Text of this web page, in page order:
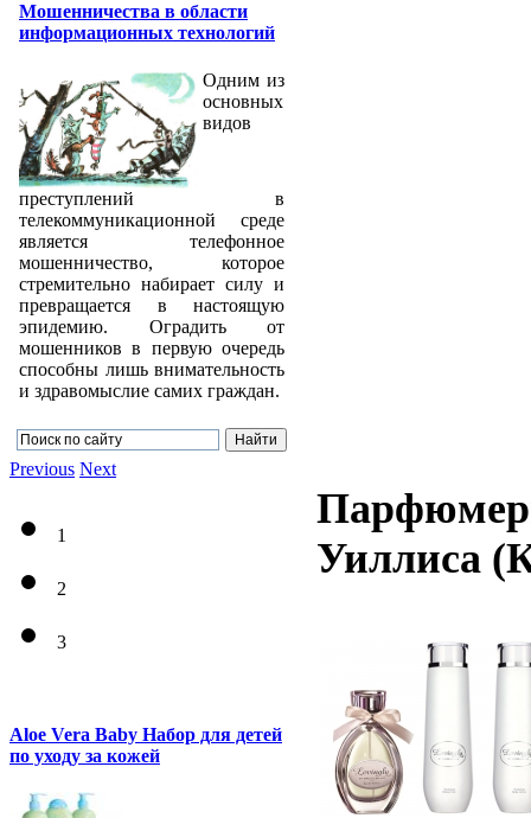
Мошенничества в области
информационных технологий
Одним из
основных
видов
преступлений в
телекоммуникационной среде
является телефонное
мошенничество, которое
стремительно набирает силу и
превращается в настоящую
эпидемию. Оградить от
мошенников в первую очередь
способны лишь внимательность
и здравомыслие самих граждан.
Уиллиса
Previous Next
1
2
3
Aloe Vera Baby Набор для детей
по уходу за кожей